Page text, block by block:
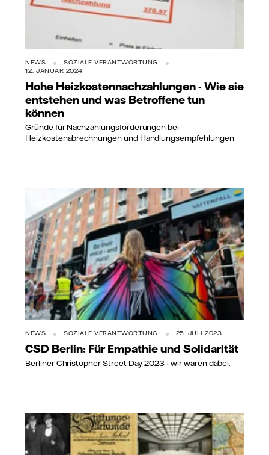
NEWS
SOZIALE VERANTWORTUNG
12. JANUAR 2024
Hohe Heizkostennachzahlungen - Wie sie
entstehen und was Betroffene tun
können
Gründe für Nachzahlungsforderungen bei
Heizkostenabrechnungen und Handlungsempfehlungen
NEWS SOZIALE VERANTWORTUNG 25. JULI 2023
CSD Berlin: Für Empathie und Solidarität
Berliner Christopher Street Day 2023 - wir waren dabei.